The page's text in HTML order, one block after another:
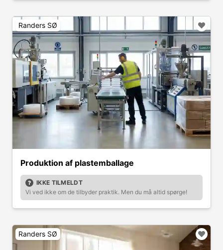
Randers SØ
Produktion af plastemballage
IKKE TILMELDT
Vi ved ikke om de tilbyder praktik. Men du må altid spørge!
Randers SØ